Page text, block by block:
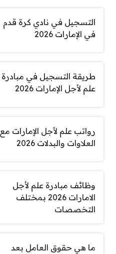
التسجيل في نادي كرة قدم
في الإمارات 2026
طريقة التسجيل في مبادرة
علم لأجل الإمارات 2026
رواتب علم لأجل الإمارات مع
العلاوات والبدلات 2026
وظائف مبادرة علم لأجل
الامارات 2026 بمختلف
التخصصات
ما هي حقوق العامل بعد